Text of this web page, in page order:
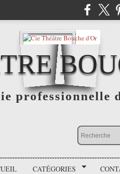
professionnelle
CATÉGORIES